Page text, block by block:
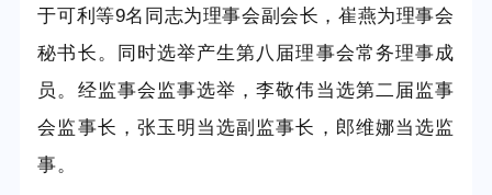
于可利等9名同志为理事会副会长，崔燕为理事会
秘书长。同时选举产生第八届理事会常务理事成
员。经监事会监事选举，李敬伟当选第二届监事
会监事长，张玉明当选副监事长，郎维娜当选监
事。